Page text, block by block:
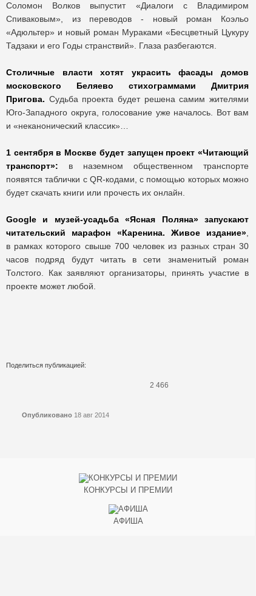
Соломон Волков выпустит «Диалоги с Владимиром
Спиваковым», из переводов - новый роман Коэльо
«Адюльтер» и новый роман Мураками «Бесцветный Цукуру
Тадзаки и его Годы странствий». Глаза разбегаются.
Столичные власти хотят украсить фасады домов
московского Беляево стихограммами Дмитрия
Пригова. Судьба проекта будет решена самим жителями
Юго-Западного округа, голосование уже началось. Вот вам
и «неканонический классик»…
1 сентября в Москве будет запущен проект «Читающий
транспорт»: в наземном общественном транспорте
появятся таблички с QR-кодами, с помощью которых можно
будет скачать книги или прочесть их онлайн.
Google и музей-усадьба «Ясная Поляна» запускают
читательский марафон «Каренина. Живое издание»
в рамках которого свыше 700 человек из разных стран 30
часов подряд будут читать в сети знаменитый роман
Толстого. Как заявляют организаторы, принять участие в
проекте может любой.
Поделиться публикацией:
2 466
Опубликовано 18 авг 2014
КОНКУРСЫ И ПРЕМИИ
АФИША